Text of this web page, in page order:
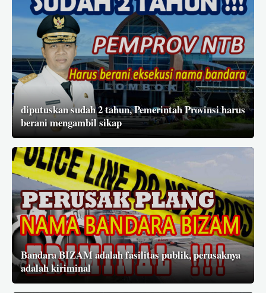
diputuskan sudah 2 tahun, Pemerintah Provinsi harus
berani mengambil sikap
Bandara BIZAM adalah fasilitas publik, perusaknya
adalah kiriminal